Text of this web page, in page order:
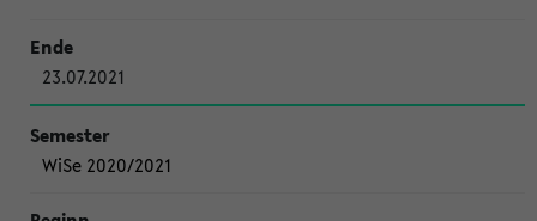
23.07.2021
WiSe 2020/2021